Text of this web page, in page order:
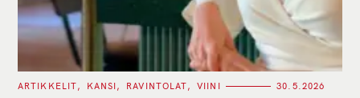
C
ARTIKKELIT KANSI RAVINTOLAT VIINI 30.5.2026